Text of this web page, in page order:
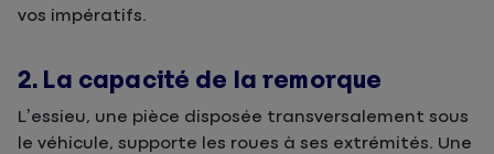
vos impératifs.
2. La capacité de la remorque
L’essieu, une pièce disposée transversalement sous
le véhicule, supporte les roues à ses extrémités. Une